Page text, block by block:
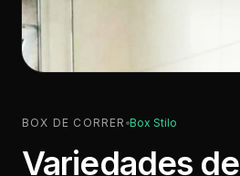
BOX DE CORRER Box Stilo
Variedades de